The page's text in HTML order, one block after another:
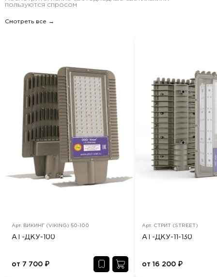
пользуются спросом
Смотреть все →
Арт. ВИКИНГ (VIKING) 50-100
АТ-ДКУ-100
от 7 700 ₽
Арт. СТРИТ (STREET)
АТ-ДКУ-11-130
от 16 200 ₽